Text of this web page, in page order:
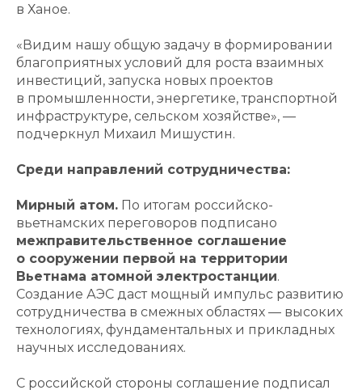
в Ханое.
«Видим нашу общую задачу в формировании
благоприятных условий для роста взаимных
инвестиций, запуска новых проектов
в промышленности, энергетике, транспортной
инфраструктуре, сельском хозяйстве», —
подчеркнул Михаил Мишустин.
Среди направлений сотрудничества:
Мирный атом. По итогам российско-
вьетнамских переговоров подписано
межправительственное соглашение
о сооружении первой на территории
Вьетнама атомной электростанции.
Создание АЭС даст мощный импульс развитию
сотрудничества в смежных областях — высоких
технологиях, фундаментальных и прикладных
научных исследованиях.
С российской стороны соглашение подписал